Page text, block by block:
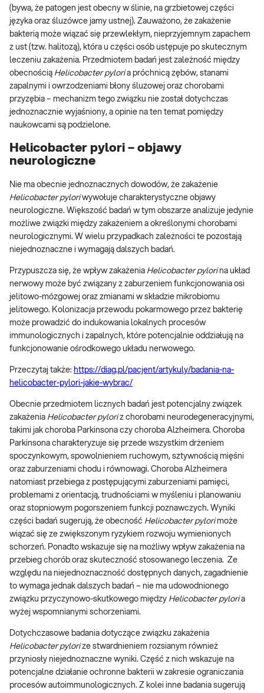
(bywa, że patogen jest obecny w ślinie, na grzbietowej części
języka oraz śluzówce jamy ustnej). Zauważono, że zakażenie
bakterią może wiązać się przewlekłym, nieprzyjemnym zapachem
z ust (tzw. halitozą), która u części osób ustępuje po skutecznym
leczeniu zakażenia. Przedmiotem badań jest zależność między
obecnością Helicobacter pyloria próchnicą zębów, stanami
zapalnymi i owrzodzeniami błony śluzowej oraz chorobami
przyzębia – mechanizm tego związku nie został dotychczas
jednoznacznie wyjaśniony, a opinie na ten temat pomiędzy
naukowcami są podzielone.
Helicobacter pylori – objawy
neurologiczne
Nie ma obecnie jednoznacznych dowodów, że zakażenie
Helicobacter pyloriwywołuje charakterystyczne objawy
neurologiczne. Większość badań w tym obszarze analizuje jedynie
możliwe związki między zakażeniem a określonymi chorobami
neurologicznymi. W wielu przypadkach zależności te pozostają
niejednoznaczne i wymagają dalszych badań.
Przypuszcza się, że wpływ zakażenia Helicobacter pylorina układ
nerwowy może być związany z zaburzeniem funkcjonowania osi
jelitowo-mózgowej oraz zmianami w składzie mikrobiomu
jelitowego. Kolonizacja przewodu pokarmowego przez bakterię
może prowadzić do indukowania lokalnych procesów
immunologicznych i zapalnych, które potencjalnie oddziałują na
funkcjonowanie ośrodkowego układu nerwowego.
Przeczytaj także: https://diag.pl/pacjent/artykuly/badania-na-
helicobacter-pylori-jakie-wybrac/
Obecnie przedmiotem licznych badań jest potencjalny związek
zakażenia Helicobacter pyloriz chorobami neurodegeneracyjnymi,
takimi jak choroba Parkinsona czy choroba Alzheimera. Choroba
Parkinsona charakteryzuje się przede wszystkim drżeniem
spoczynkowym, spowolnieniem ruchowym, sztywnością mięśni
oraz zaburzeniami chodu i równowagi. Choroba Alzheimera
natomiast przebiega z postępującymi zaburzeniami pamięci,
problemami z orientacją, trudnościami w myśleniu i planowaniu
oraz stopniowym pogorszeniem funkcji poznawczych. Wyniki
części badań sugerują, że obecność Helicobacter pylorimoże
wiązać się ze zwiększonym ryzykiem rozwoju wymienionych
schorzeń. Ponadto wskazuje się na możliwy wpływ zakażenia na
przebieg chorób oraz skuteczność stosowanego leczenia. Ze
względu na niejednoznaczność dostępnych danych, zagadnienie
to wymaga jednak dalszych badań – nie ma udowodnionego
związku przyczynowo-skutkowego między Helicobacter pyloria
wyżej wspomnianymi schorzeniami.
Dotychczasowe badania dotyczące związku zakażenia
Helicobacter pylorize stwardnieniem rozsianym również
przyniosły niejednoznaczne wyniki. Część z nich wskazuje na
potencjalne działanie ochronne bakterii w zakresie ograniczania
procesów autoimmunologicznych. Z kolei inne badania sugerują